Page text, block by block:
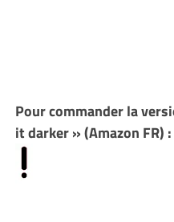
Pour commander la
it darker » (Amazon FR) :